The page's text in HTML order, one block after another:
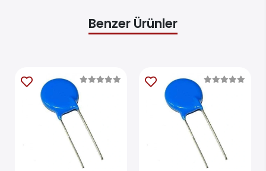
Benzer Ürünler